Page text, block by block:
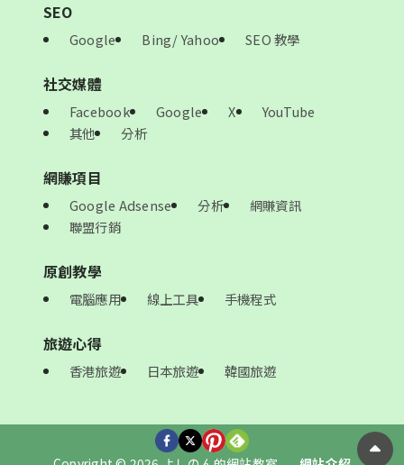
SEO
Google Bing/ Yahoo SEO 教學
社交媒體
Facebook Google X
YouTube
其他
分析
網賺項目
Google Adsense 分析
網賺資訊
聯盟行銷
原創教學
電腦應用 線上工具 手機程式
旅遊心得
香港旅遊 日本旅遊 韓國旅遊